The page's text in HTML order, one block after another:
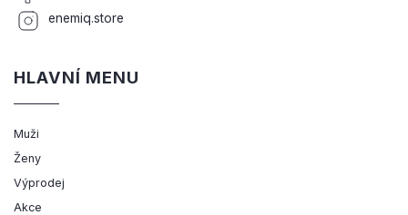
enemiq.store
HLAVNÍ MENU
Muži
Ženy
Výprodej
Akce